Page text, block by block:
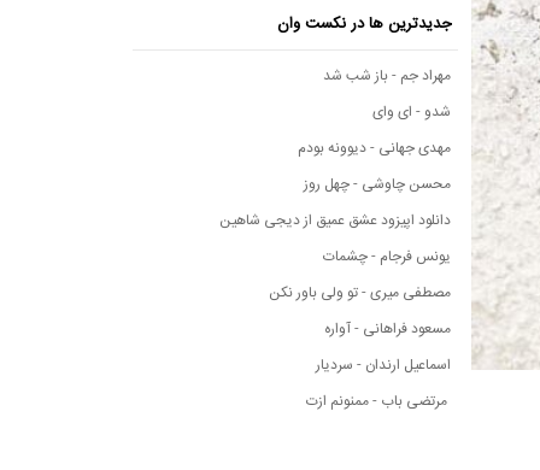
جدیدترین ها در نکست وان
مهراد جم - باز شب شد
شدو - ای وای
مهدی جهانی - دیوونه بودم
محسن چاوشی - چهل روز
دانلود اپیزود عشق عمیق از دیجی شاهین
یونس فرجام - چشمات
مصطفی میری - تو ولی باور نکن
مسعود فراهانی - آواره
اسماعیل ارندان - سردیار
مرتضی باب - ممنونم ازت